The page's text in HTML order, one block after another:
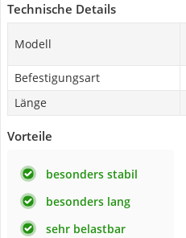
Technische Details
Modell
Befestigungsart
Länge
Vorteile
besonders stabil
besonders lang
sehr belastbar